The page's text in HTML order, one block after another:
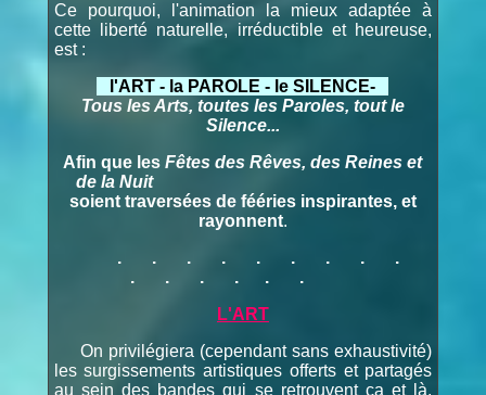
Ce pourquoi, l'animation la mieux adaptée à
cette liberté naturelle, irréductible et heureuse,
est :
l'ART - la PAROLE - le SILENCE-
Tous les Arts, toutes les Paroles, tout le
Silence...
Afin que lesFêtes des Rêves, des Reines et
de la Nuit
soient traversées de fééries inspirantes, et
rayonnent.
. . . . . . . . .
. . . .
. .
L'ART
On privilégiera (cependant sans exhaustivité)
les surgissements artistiques offerts et partagés
au sein des bandes qui se retrouvent ça et là,